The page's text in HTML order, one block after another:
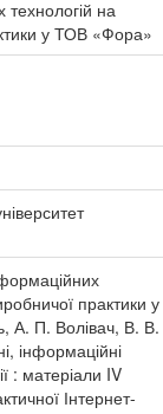
технологій на
у ТОВ «Фора»
практики у
А. П. Волівач, В. В.
інформаційні
: матеріали IV
Інтернет-